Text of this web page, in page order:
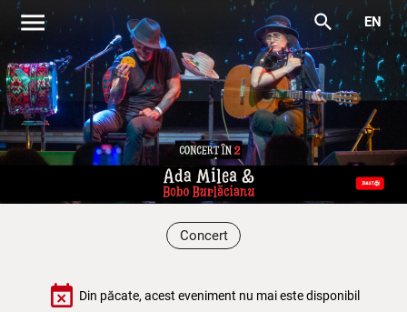
menu search EN
Concert
event_busy Din păcate, acest eveniment nu mai este disponibil